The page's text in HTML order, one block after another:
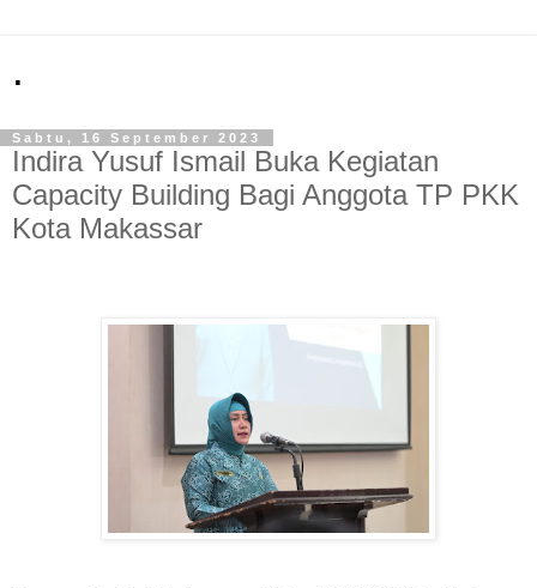
.
Sabtu, 16 September 2023
Indira Yusuf Ismail Buka Kegiatan
Capacity Building Bagi Anggota TP PKK
Kota Makassar